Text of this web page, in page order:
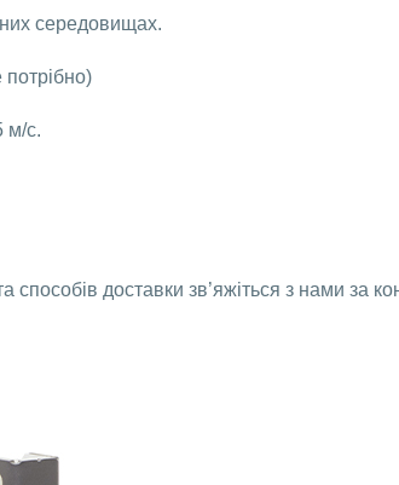
середовищах.
м/с.
способів доставки зв’яжіться з нами за